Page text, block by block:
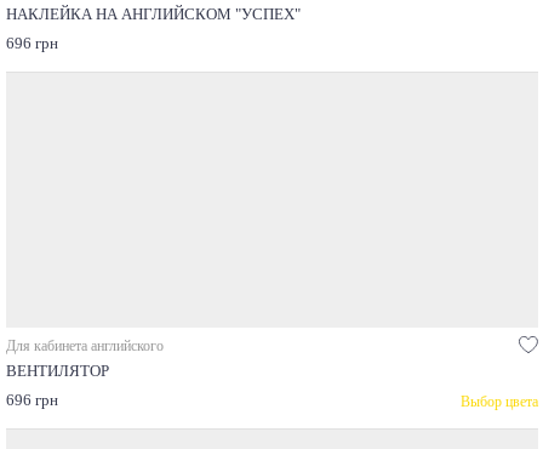
НАКЛЕЙКА НА АНГЛИЙСКОМ "УСПЕХ"
696 грн
Для кабинета английского
ВЕНТИЛЯТОР
696 грн
Выбор цвета